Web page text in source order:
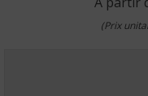
(Prix